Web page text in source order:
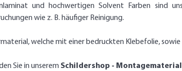
und hochwertigen Solvent Farben sind
wie z. B. häufiger Reinigung.
welche mit einer bedruckten Klebefolie,
Sie in unserem Schildershop - Montagematerial